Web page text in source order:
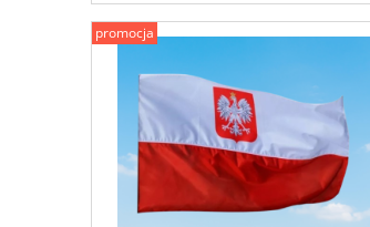
promocja